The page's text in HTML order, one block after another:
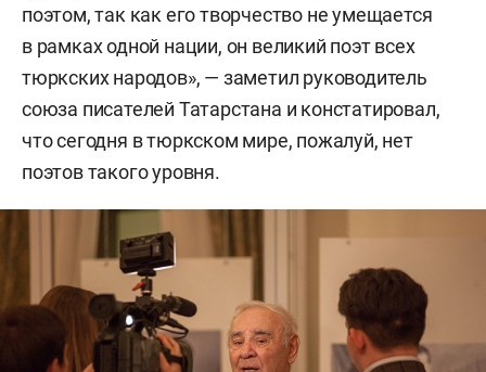
поэтом, так как его творчество не умещается
в рамках одной нации, он великий поэт всех
тюркских народов», — заметил руководитель
союза писателей Татарстана и констатировал,
что сегодня в тюркском мире, пожалуй, нет
поэтов такого уровня.